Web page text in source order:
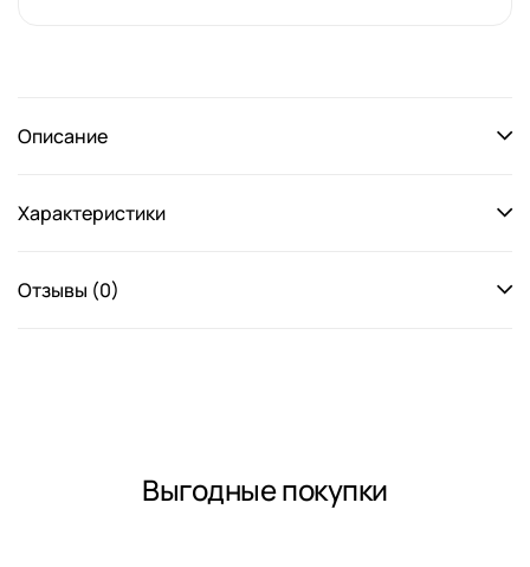
Описание
Характеристики
Отзывы (0)
Выгодные покупки